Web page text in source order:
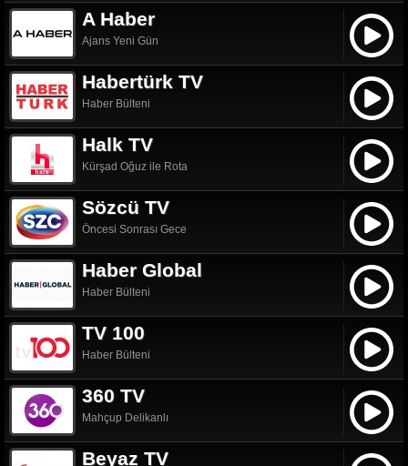
A Haber
Ajans Yeni Gün
Habertürk TV
Haber Bülteni
Halk TV
Kürşad Oğuz ile Rota
Sözcü TV
Öncesi Sonrası Gece
Haber Global
Haber Bülteni
TV 100
Haber Bülteni
360 TV
Mahçup Delikanlı
Beyaz TV